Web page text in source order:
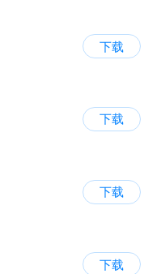
下载
下载
下载
下载